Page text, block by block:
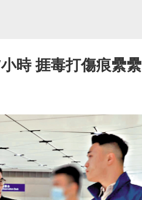
時 捱毒打傷痕纍纍